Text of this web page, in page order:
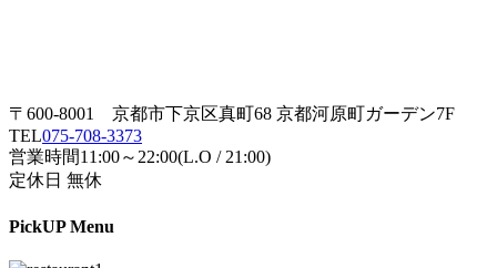
〒600-8001 京都市下京区真町68 京都河原町ガーデン7F
TEL075-708-3373
営業時間11:00～22:00(L.O / 21:00)
定休日 無休
PickUP Menu